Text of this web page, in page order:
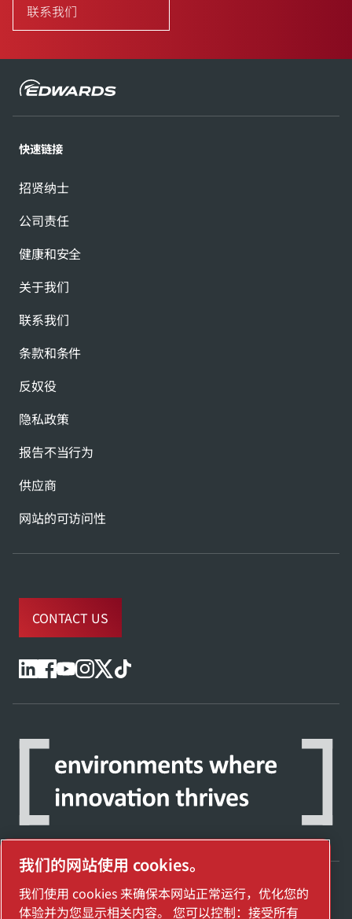
联系我们
快速链接
招贤纳士
公司责任
健康和安全
关于我们
联系我们
条款和条件
反奴役
隐私政策
报告不当行为
供应商
网站的可访问性
CONTACT US
探索阿特拉斯·科普柯集团如何利用科技变革
我们的网站使用 cookies。
我们使用 cookies 来确保本网站正常运行，优化您的
体验并为您显示相关内容。 您可以控制：接受所有